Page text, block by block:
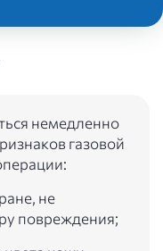
немедленно
газовой
не
повреждения;